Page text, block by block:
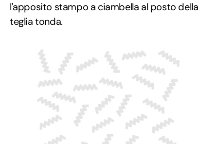
l'apposito stampo a ciambella al posto della
teglia tonda.